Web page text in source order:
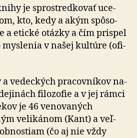
je sprostred­kovať uce­
kto, kedy a akým spô­so­
a etické otázky a čím prispel
myslenia v našej kultúre (ofi­
a vedeckých pracov­níkov na­
filo­zofie a v jej rámci
je 46 ve­no­va­ných
veli­kánom (Kant) a veľ­
(čo aj nie vždy